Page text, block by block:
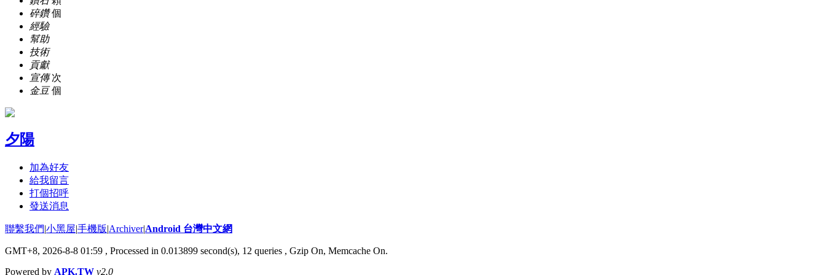
碎鑽個
經驗
幫助
技術
貢獻
宣傳次
金豆個
夕陽
加為好友
給我留言
打個招呼
發送消息
聯繫我們|小黑屋|手機版|Archiver|Android 台灣中文網
GMT+8, 2026-8-8 01:59 , Processed in 0.013899 second(s), 12 queries , Gzip On, Memcache On.
Powered by APK.TW v2.0